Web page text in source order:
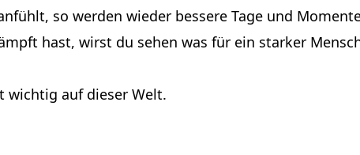
so werden wieder bessere Tage und
hast, wirst du sehen was für ein starker
wichtig auf dieser Welt.